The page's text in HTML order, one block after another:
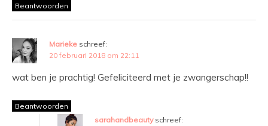
Beantwoorden
Marieke schreef:
20 februari 2018 om 22:11
wat ben je prachtig! Gefeliciteerd met je zwangerschap!!
Beantwoorden
sarahandbeauty schreef: